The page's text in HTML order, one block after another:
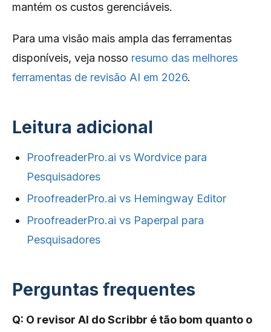
mantém os custos gerenciáveis.
Para uma visão mais ampla das ferramentas
disponíveis, veja nosso resumo das melhores
ferramentas de revisão AI em 2026.
Leitura adicional
ProofreaderPro.ai vs Wordvice para
Pesquisadores
ProofreaderPro.ai vs Hemingway Editor
ProofreaderPro.ai vs Paperpal para
Pesquisadores
Perguntas frequentes
Q: O revisor AI do Scribbr é tão bom quanto o